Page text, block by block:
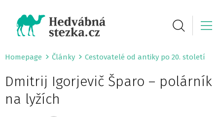
Homepage Články Cestovatelé od antiky po 20. století
Dmitrij Igorjevič Šparo – polárník
na lyžích